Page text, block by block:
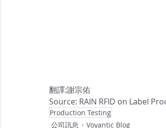
翻譯:謝宗佑
Source: RAIN RFID on Label
Production Testing
公司訊息
Voyantic Blog